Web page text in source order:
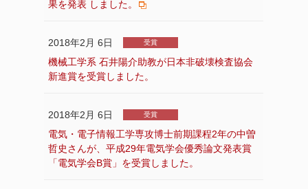
果を発表 しました。
2018年2月 6日 受賞
機械工学系 石井陽介助教が日本非破壊検査協会
新進賞を受賞しました。
2018年2月 6日 受賞
電気・電子情報工学専攻博士前期課程2年の中曽
哲史さんが、平成29年電気学会優秀論文発表賞
「電気学会B賞」を受賞しました。